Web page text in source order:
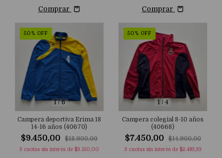
Comprar Comprar
1/6
50 % OFF
Campera deportiva Erima 18
14-16 años (40670)
$9.450,00 $18.900,00
3 cuotas sin interés de $3.150,00
1/ 4
50 % OFF
Campera colegial 8-10 años
(40668)
$7.450,00 $14.900,00
3 cuotas sin interés de $2.483,33